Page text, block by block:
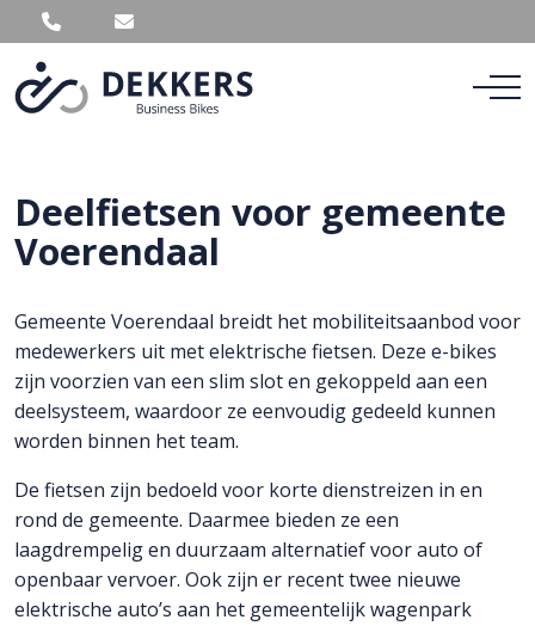
Deelfietsen voor gemeente
Voerendaal
Gemeente Voerendaal breidt het mobiliteitsaanbod voor
medewerkers uit met elektrische fietsen. Deze e-bikes
zijn voorzien van een slim slot en gekoppeld aan een
deelsysteem, waardoor ze eenvoudig gedeeld kunnen
worden binnen het team.
De fietsen zijn bedoeld voor korte dienstreizen in en
rond de gemeente. Daarmee bieden ze een
laagdrempelig en duurzaam alternatief voor auto of
openbaar vervoer. Ook zijn er recent twee nieuwe
elektrische auto’s aan het gemeentelijk wagenpark